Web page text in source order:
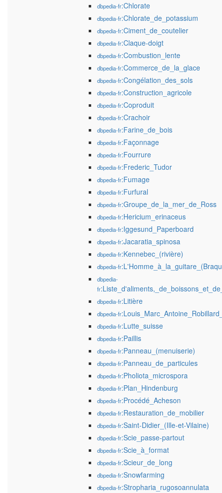
dbpedia-fr:Chlorate
dbpedia-fr:Chlorate_de_potassium
dbpedia-fr:Ciment_de_coutelier
dbpedia-fr:Claque-doigt
dbpedia-fr:Combustion_lente
dbpedia-fr:Commerce_de_la_glace
dbpedia-fr:Congélation_des_sols
dbpedia-fr:Construction_agricole
dbpedia-fr:Coproduit
dbpedia-fr:Crachoir
dbpedia-fr:Farine_de_bois
dbpedia-fr:Façonnage
dbpedia-fr:Fourrure
dbpedia-fr:Frederic_Tudor
dbpedia-fr:Fumage
dbpedia-fr:Furfural
dbpedia-fr:Groupe_de_la_mer_de_Ross
dbpedia-fr:Hericium_erinaceus
dbpedia-fr:Iggesund_Paperboard
dbpedia-fr:Jacaratia_spinosa
dbpedia-fr:Kennebec_(rivière)
dbpedia-fr
dbpedia-
fr
dbpedia-fr:Litière
dbpedia-fr
dbpedia-fr:Lutte_suisse
dbpedia-fr:Paillis
dbpedia-fr:Panneau_(menuiserie)
dbpedia-fr:Panneau_de_particules
dbpedia-fr:Pholiota_microspora
dbpedia-fr:Plan_Hindenburg
dbpedia-fr:Procédé_Acheson
dbpedia-fr:Restauration_de_mobilier
dbpedia-fr:Saint-Didier_(Ille-et-Vilaine)
dbpedia-fr:Scie_passe-partout
dbpedia-fr:Scie_à_format
dbpedia-fr:Scieur_de_long
dbpedia-fr:Snowfarming
dbpedia-fr:Stropharia_rugosoannulata